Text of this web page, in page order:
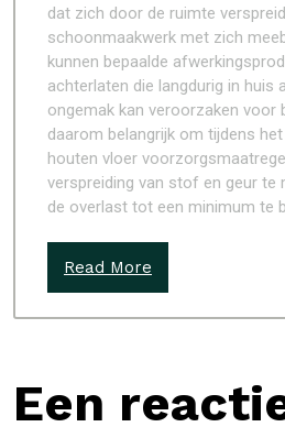
dat zich door de ruimte
schoonmaakwerk met zich
kunnen bepaalde
achterlaten die langdurig in huis
ongemak kan veroorzaken voor
daarom belangrijk om tijdens
houten vloer
verspreiding van stof en geur te
de overlast tot een minimum te
Read More
Een